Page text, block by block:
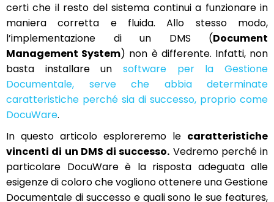
certi che il resto del sistema continui a funzionare in
maniera corretta e fluida. Allo stesso modo,
l’implementazione di un DMS (Document
Management System) non è differente. Infatti, non
basta installare un software per la Gestione
Documentale, serve che abbia determinate
caratteristiche perché sia di successo, proprio come
DocuWare.
In questo articolo esploreremo le caratteristiche
vincenti di un DMS di successo. Vedremo perché in
particolare DocuWare è la risposta adeguata alle
esigenze di coloro che vogliono ottenere una Gestione
Documentale di successo e quali sono le sue features,